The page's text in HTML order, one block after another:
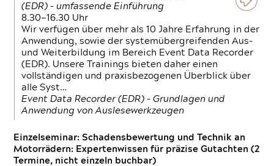
(EDR) – umfassende Einführung
8.30—16.30 Uhr
Wir verfügen über mehr als 10 Jahre Erfahrung in der
Anwendung, sowie der systemübergreifenden Aus-
und Weiterbildung im Bereich Event Data Recorder
(EDR). Unsere Trainings bieten daher einen
vollständigen und praxisbezogenen Überblick über
alle Syst…
Event Data Recorder (EDR) – Grundlagen und
Anwendung von Auslesewerkzeugen
Einzelseminar: Schadensbewertung und Technik an
Motorrädern: Expertenwissen für präzise Gutachten (2
Termine, nicht einzeln buchbar)